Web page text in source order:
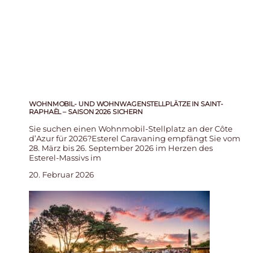
WOHNMOBIL- UND WOHNWAGENSTELLPLÄTZE IN SAINT-
RAPHAËL – SAISON 2026 SICHERN
Sie suchen einen Wohnmobil-Stellplatz an der Côte
d’Azur für 2026?Esterel Caravaning empfängt Sie vom
28. März bis 26. September 2026 im Herzen des
Esterel-Massivs im
20. Februar 2026